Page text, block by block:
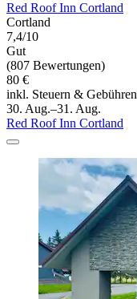
Red Roof Inn Cortland
Cortland
7,4/10
Gut
(807 Bewertungen)
80 €
inkl. Steuern & Gebühren
30. Aug.–31. Aug.
Red Roof Inn Cortland